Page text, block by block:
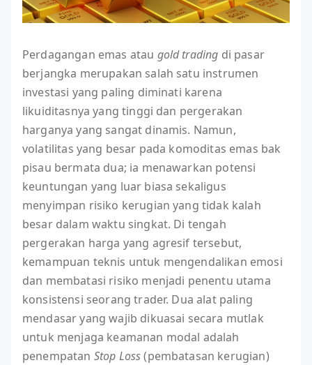
Perdagangan emas atau gold trading di pasar
berjangka merupakan salah satu instrumen
investasi yang paling diminati karena
likuiditasnya yang tinggi dan pergerakan
harganya yang sangat dinamis. Namun,
volatilitas yang besar pada komoditas emas bak
pisau bermata dua; ia menawarkan potensi
keuntungan yang luar biasa sekaligus
menyimpan risiko kerugian yang tidak kalah
besar dalam waktu singkat. Di tengah
pergerakan harga yang agresif tersebut,
kemampuan teknis untuk mengendalikan emosi
dan membatasi risiko menjadi penentu utama
konsistensi seorang trader. Dua alat paling
mendasar yang wajib dikuasai secara mutlak
untuk menjaga keamanan modal adalah
penempatan Stop Loss(pembatasan kerugian)